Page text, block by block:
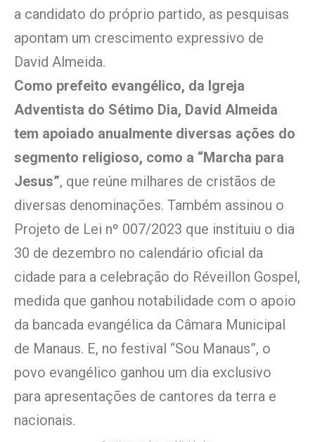
a candidato do próprio partido, as pesquisas
apontam um crescimento expressivo de
David Almeida.
Como prefeito evangélico, da Igreja
Adventista do Sétimo Dia, David Almeida
tem apoiado anualmente diversas ações do
segmento religioso, como a “Marcha para
Jesus”, que reúne milhares de cristãos de
diversas denominações. Também assinou o
Projeto de Lei nº 007/2023 que instituiu o dia
30 de dezembro no calendário oficial da
cidade para a celebração do Réveillon Gospel,
medida que ganhou notabilidade com o apoio
da bancada evangélica da Câmara Municipal
de Manaus. E, no festival “Sou Manaus”, o
povo evangélico ganhou um dia exclusivo
para apresentações de cantores da terra e
nacionais.